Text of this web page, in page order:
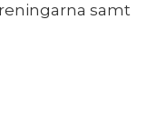
samt